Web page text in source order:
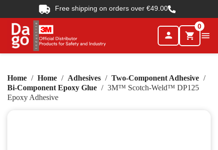
Free shipping on orders over €49.00
person shopping_cart
0

Home Home Adhesives
Two-Component Adhesive
Bi-Component Epoxy Glue
3M™ Scotch-Weld™ DP125
Epoxy Adhesive